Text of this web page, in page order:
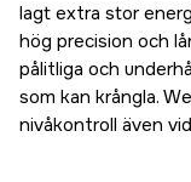
lagt extra stor
hög precision och
pålitliga och
som kan krångla.
nivåkontroll även